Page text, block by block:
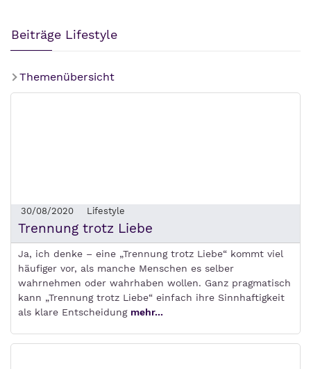
Beiträge Lifestyle
Themenübersicht
30/08/2020 Lifestyle
Trennung trotz Liebe
Ja, ich denke – eine „Trennung trotz Liebe“ kommt viel
häufiger vor, als manche Menschen es selber
wahrnehmen oder wahrhaben wollen. Ganz pragmatisch
kann „Trennung trotz Liebe“ einfach ihre Sinnhaftigkeit
als klare Entscheidung mehr...